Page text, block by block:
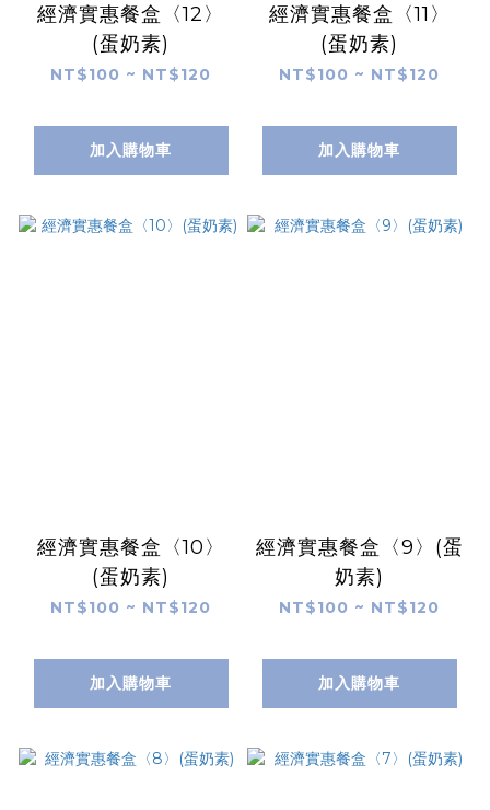
經濟實惠餐盒〈12〉
(蛋奶素)
NT$100 ~ NT$120
加入購物車
經濟實惠餐盒〈11〉
(蛋奶素)
NT$100 ~ NT$120
加入購物車
經濟實惠餐盒〈10〉
(蛋奶素)
NT$100 ~ NT$120
加入購物車
經濟實惠餐盒〈9〉(蛋
奶素)
NT$100 ~ NT$120
加入購物車